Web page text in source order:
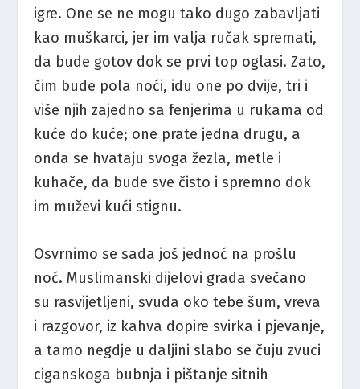
igre. One se ne mogu tako dugo zabavljati
kao muškarci, jer im valja ručak spremati,
da bude gotov dok se prvi top oglasi. Zato,
čim bude pola noći, idu one po dvije, tri i
više njih zajedno sa fenjerima u rukama od
kuće do kuće; one prate jedna drugu, a
onda se hvataju svoga žezla, metle i
kuhače, da bude sve čisto i spremno dok
im muževi kući stignu.
Osvrnimo se sada još jednoć na prošlu
noć. Muslimanski dijelovi grada svečano
su rasvijetljeni, svuda oko tebe šum, vreva
i razgovor, iz kahva dopire svirka i pjevanje,
a tamo negdje u daljini slabo se čuju zvuci
ciganskoga bubnja i pištanje sitnih